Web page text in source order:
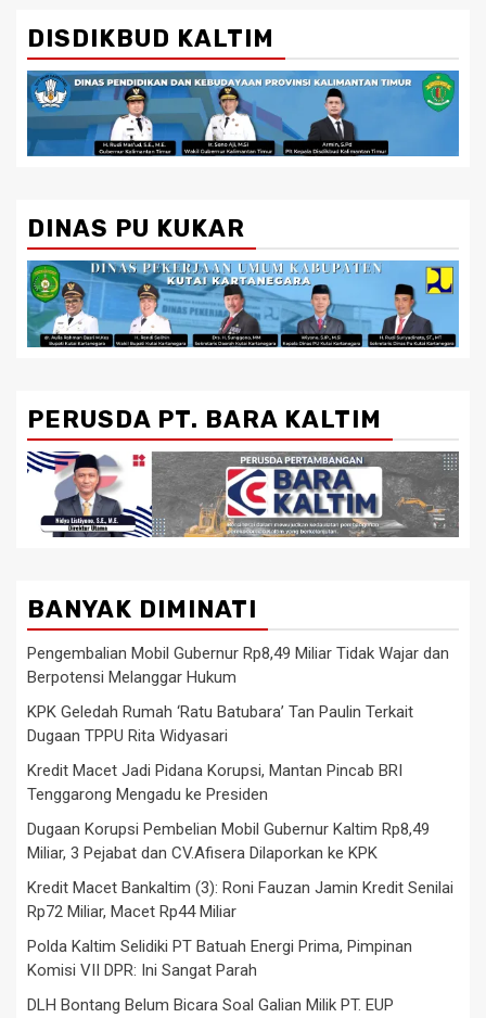
DISDIKBUD KALTIM
DINAS PU KUKAR
PERUSDA PT. BARA KALTIM
BANYAK DIMINATI
Pengembalian Mobil Gubernur Rp8,49 Miliar Tidak Wajar dan
Berpotensi Melanggar Hukum
KPK Geledah Rumah ‘Ratu Batubara’ Tan Paulin Terkait
Dugaan TPPU Rita Widyasari
Kredit Macet Jadi Pidana Korupsi, Mantan Pincab BRI
Tenggarong Mengadu ke Presiden
Dugaan Korupsi Pembelian Mobil Gubernur Kaltim Rp8,49
Miliar, 3 Pejabat dan CV.Afisera Dilaporkan ke KPK
Kredit Macet Bankaltim (3): Roni Fauzan Jamin Kredit Senilai
Rp72 Miliar, Macet Rp44 Miliar
Polda Kaltim Selidiki PT Batuah Energi Prima, Pimpinan
Komisi VII DPR: Ini Sangat Parah
DLH Bontang Belum Bicara Soal Galian Milik PT. EUP